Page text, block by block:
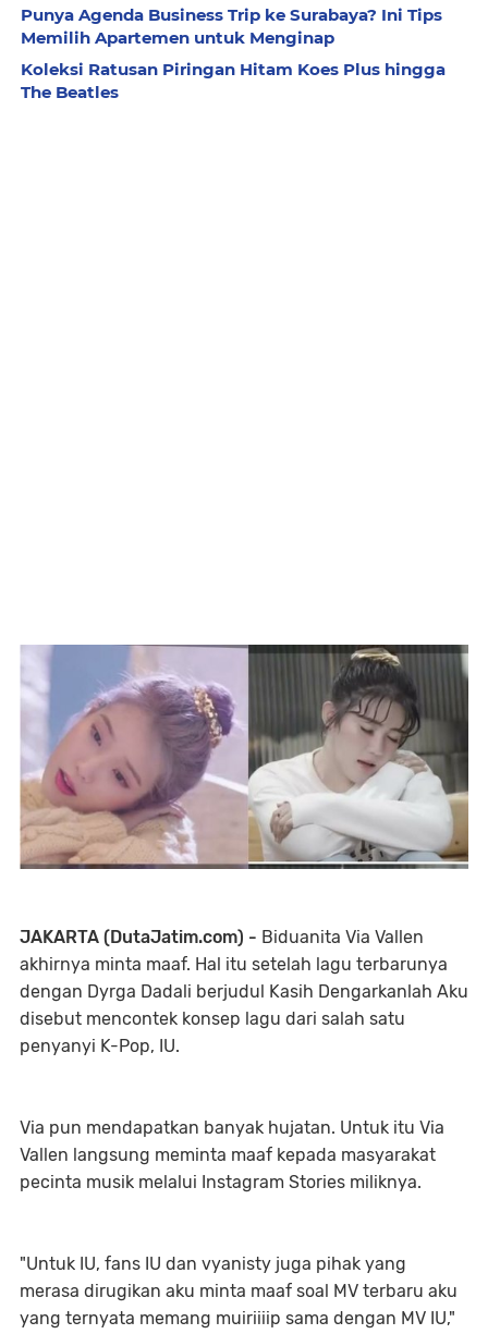
Punya Agenda Business Trip ke Surabaya? Ini Tips
Memilih Apartemen untuk Menginap
Koleksi Ratusan Piringan Hitam Koes Plus hingga
The Beatles
JAKARTA (DutaJatim.com) - Biduanita Via Vallen
akhirnya minta maaf. Hal itu setelah lagu terbarunya
dengan Dyrga Dadali berjudul Kasih Dengarkanlah Aku
disebut mencontek konsep lagu dari salah satu
penyanyi K-Pop, IU.
Via pun mendapatkan banyak hujatan. Untuk itu Via
Vallen langsung meminta maaf kepada masyarakat
pecinta musik melalui Instagram Stories miliknya.
"Untuk IU, fans IU dan vyanisty juga pihak yang
merasa dirugikan aku minta maaf soal MV terbaru aku
yang ternyata memang muiriiiip sama dengan MV IU,"